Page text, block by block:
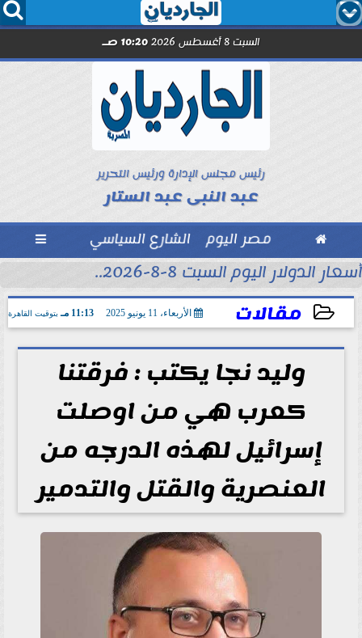
  
السبت 8 أغسطس 2026 10:20 صـ
رئيس مجلس الإدارة ورئيس التحرير
عبد النبى عبد الستار
 مصر اليوم الشارع السياسي 
أسعار الدولار اليوم السبت 8-8-2026..
مقالات الأربعاء، 11 يونيو 2025 11:13 مـ بتوقيت القاهرة
2025-06-11 23:13:49
وليد نجا يكتب : فرقتنا
كعرب هي من اوصلت
إسرائيل لهذه الدرجه من
العنصرية والقتل والتدمير